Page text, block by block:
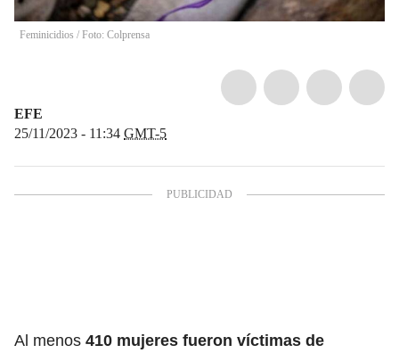
Feminicidios / Foto: Colprensa
EFE
25/11/2023 - 11:34 GMT-5
Al menos 410 mujeres fueron víctimas de